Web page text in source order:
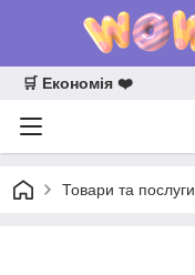
🛒 Економія ❤️
Товари та послуги